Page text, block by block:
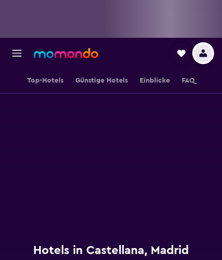
Top-Hotels Günstige Hotels Einblicke FAQ
Hotels in Castellana, Madrid